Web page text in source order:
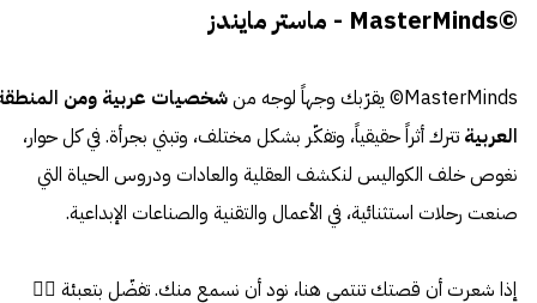
©MasterMinds - ماستر مايندز
MasterMinds© يقرّبك وجهاً لوجه من
شخصيات عربية ومن
العربية تترك أثراً حقيقياً، وتفكّر بشكل مختلف، وتبني بجرأة. في كل حوار،
نغوص خلف الكواليس لنكشف العقلية والعادات ودروس الحياة التي
صنعت رحلات استثنائية، في الأعمال والتقنية والصناعات الإبداعية.
إذا شعرت أن قصتك تنتمي هنا، نود أن نسمع منك. تفضّل بتعبئة 👈🏼